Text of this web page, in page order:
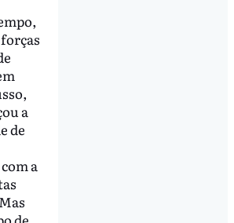
a
de
a